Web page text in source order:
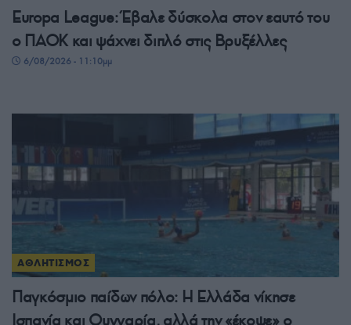
Europa League: Έβαλε δύσκολα στον εαυτό του
ο ΠΑΟΚ και ψάχνει διπλό στις Βρυξέλλες
6/08/2026 - 11:10μμ
ΑΘΛΗΤΙΣΜΟΣ
Παγκόσμιο παίδων πόλο: Η Ελλάδα νίκησε
Ισπανία και Ουγγαρία, αλλά την «έκοψε» ο